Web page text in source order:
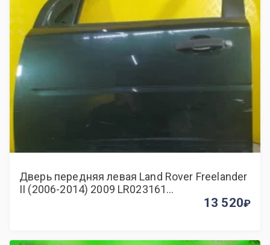
Дверь передняя левая Land Rover Freelander
II (2006-2014) 2009 LR023161
13 520